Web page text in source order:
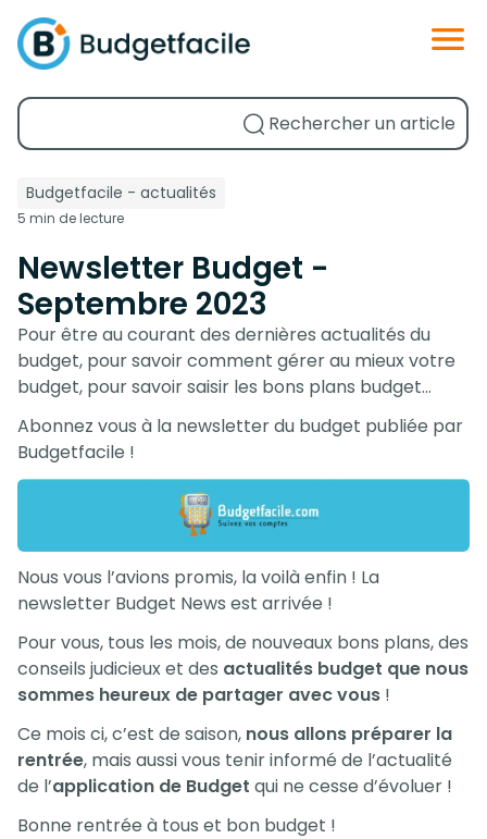
Budgetfacile - actualités
5 min de lecture
Newsletter Budget -
Septembre 2023
Pour être au courant des dernières actualités du
budget, pour savoir comment gérer au mieux votre
budget, pour savoir saisir les bons plans budget…
Abonnez vous à la newsletter du budget publiée par
Budgetfacile !
Nous vous l’avions promis, la voilà enfin ! La
newsletter Budget News est arrivée !
Pour vous, tous les mois, de nouveaux bons plans, des
conseils judicieux et des actualités budget que nous
sommes heureux de partager avec vous !
Ce mois ci, c’est de saison, nous allons préparer la
rentrée, mais aussi vous tenir informé de l’actualité
de l’application de Budget qui ne cesse d’évoluer !
Bonne rentrée à tous et bon budget !